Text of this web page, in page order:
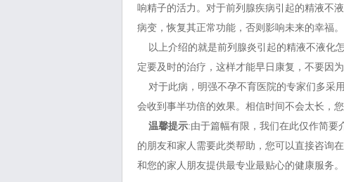
响精子的活力。对于前列腺疾病引起的精液不
病变，恢复其正常功能，否则影响未来的幸福。
以上介绍的就是前列腺炎引起的精液不液化
定要及时的治疗，这样才能早日康复，不要因
对于此病，明强不孕不育医院的专家们多采
会收到事半功倍的效果。相信时间不会太长，
温馨提示:由于篇幅有限，我们在此仅作简要
的朋友和家人需要此类帮助，您可以直接咨询
和您的家人朋友提供最专业最贴心的健康服务。